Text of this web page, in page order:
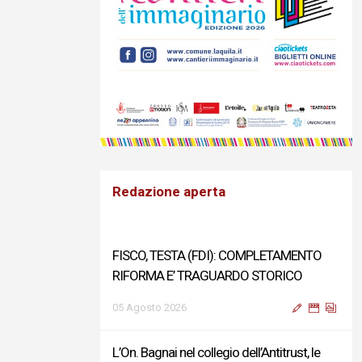
Redazione aperta
FISCO, TESTA (FDI): COMPLETAMENTO
RIFORMA E’ TRAGUARDO STORICO
05 Agosto 2026
L’On. Bagnai nel collegio dell’Antitrust, le